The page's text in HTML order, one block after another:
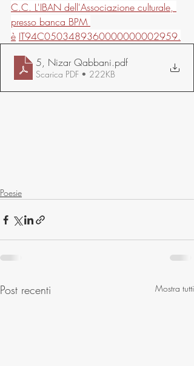
C.C. L'IBAN dell'Associazione culturale,
presso banca BPM
è IT94C0503489360000000002959.
5, Nizar Qabbani.pdf
Scarica PDF • 222KB
Poesie
Post recenti Mostra tutti